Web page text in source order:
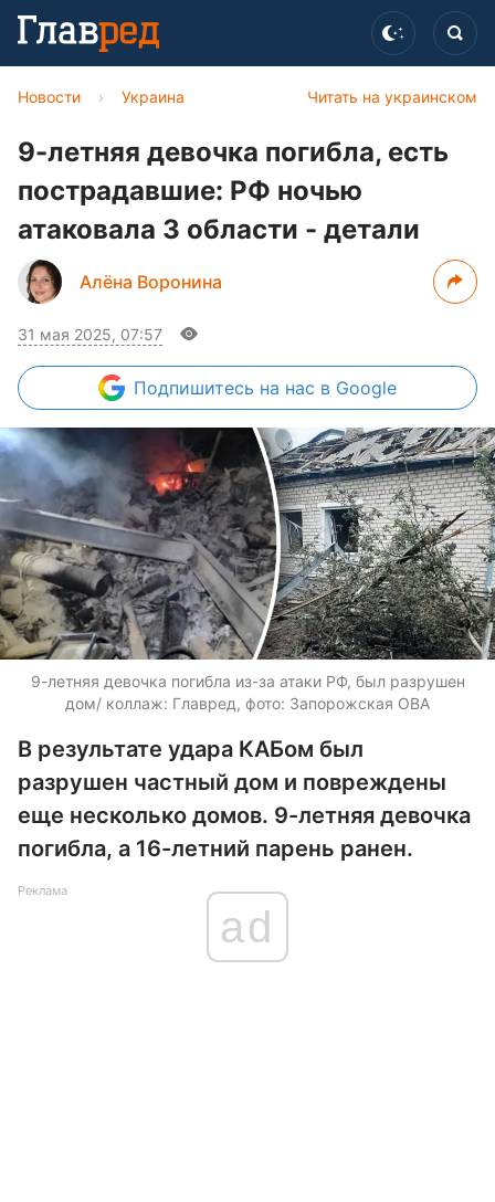
Читать на украинском
Новости › Украина
9-летняя девочка погибла, есть
пострадавшие: РФ ночью
атаковала 3 области - детали
Алёна Воронина
31 мая 2025, 07:57
Подпишитесь на нас в Google
9-летняя девочка погибла из-за атаки РФ, был разрушен
дом/ коллаж: Главред, фото: Запорожская ОВА
В результате удара КАБом был
разрушен частный дом и повреждены
еще несколько домов. 9-летняя девочка
погибла, а 16-летний парень ранен.
Реклама
ad